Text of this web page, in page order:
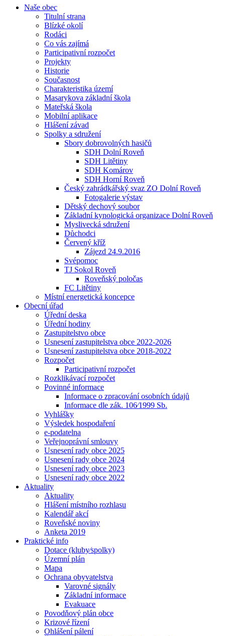
Naše obec
Titulní strana
Blízké okolí
Rodáci
Co vás zajímá
Participativní rozpočet
Projekty
Historie
Současnost
Charakteristika území
Masarykova základní škola
Mateřská škola
Mobilní aplikace
Hlášení závad
Spolky a sdružení
Sbory dobrovolných hasičů
SDH Dolní Roveň
SDH Litětiny
SDH Komárov
SDH Horní Roveň
Český zahrádkářský svaz ZO Dolní Roveň
Fotogalerie výstav
Dětský dechový soubor
Základní kynologická organizace Dolní Roveň
Myslivecká sdružení
Důchodci
Červený kříž
Zájezd 24.9.2016
Svépomoc
TJ Sokol Roveň
Roveňský poločas
FC Litětiny
Místní energetická koncepce
Obecní úřad
Úřední deska
Úřední hodiny
Zastupitelstvo obce
Usnesení zastupitelstva obce 2022-2026
Usnesení zastupitelstva obce 2018-2022
Rozpočet
Participativní rozpočet
Rozklikávací rozpočet
Povinné informace
Informace o zpracování osobních údajů
Informace dle zák. 106⁄1999 Sb.
Vyhlášky
Výsledek hospodaření
e-podatelna
Veřejnoprávní smlouvy
Usnesení rady obce 2025
Usnesení rady obce 2024
Usnesení rady obce 2023
Usnesení rady obce 2022
Aktuality
Aktuality
Hlášení místního rozhlasu
Kalendář akcí
Roveňské noviny
Anketa 2019
Praktické info
Dotace (kluby⁄spolky)
Územní plán
Mapa
Ochrana obyvatelstva
Varovné signály
Základní informace
Evakuace
Povodňový plán obce
Krizové řízení
Ohlášení pálení